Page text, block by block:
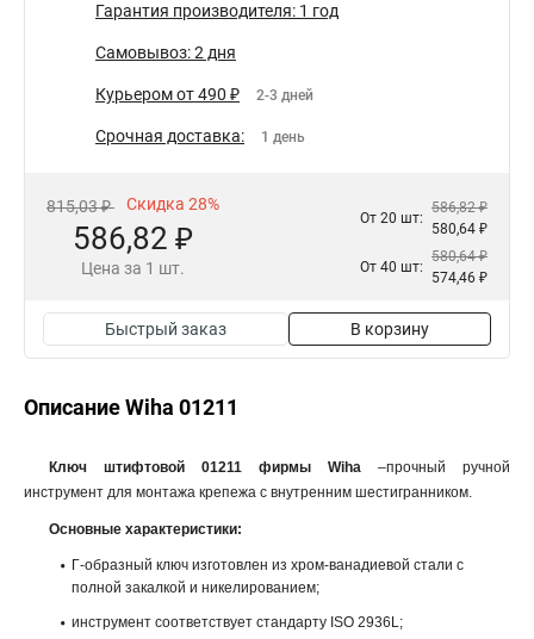
Гарантия производителя: 1 год
Самовывоз: 2 дня
Курьером от 490 ₽ 2-3 дней
Срочная доставка: 1 день
815,03 ₽ Скидка 28%
586,82 ₽
Цена за 1 шт.
От 20 шт:
586,82 ₽
580,64 ₽
От 40 шт:
580,64 ₽
574,46 ₽
Быстрый заказ В корзину
Описание Wiha 01211
Ключ штифтовой 01211 фирмы Wiha –прочный ручной
инструмент для монтажа крепежа с внутренним шестигранником.
Основные характеристики:
Г-образный ключ изготовлен из хром-ванадиевой стали с
полной закалкой и никелированием;
инструмент соответствует стандарту ISO 2936L;